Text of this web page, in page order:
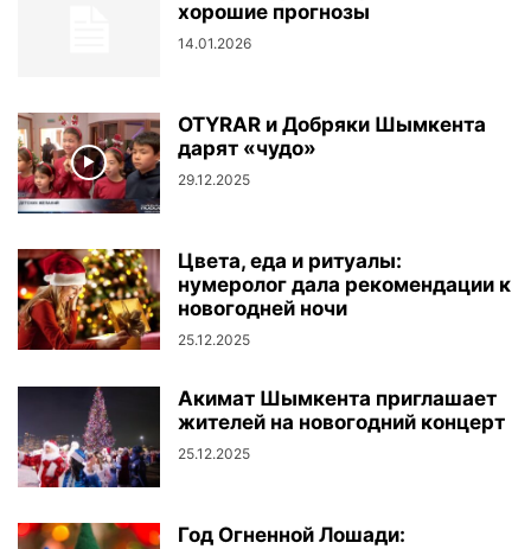
хорошие прогнозы
14.01.2026
OTYRAR и Добряки Шымкента
дарят «чудо»
29.12.2025
Цвета, еда и ритуалы:
нумеролог дала рекомендации к
новогодней ночи
25.12.2025
Акимат Шымкента приглашает
жителей на новогодний концерт
25.12.2025
Год Огненной Лошади: